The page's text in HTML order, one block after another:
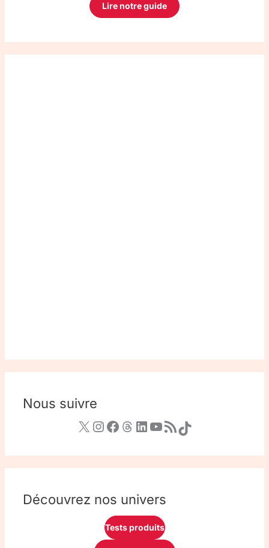
Lire notre guide
Nous suivre
Découvrez nos univers
Tests produits